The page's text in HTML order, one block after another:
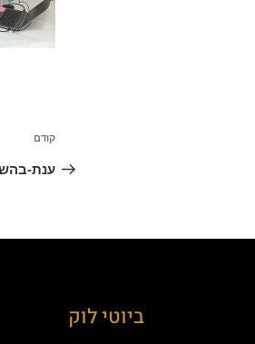
קודם
ענת-
ביוטי לוק